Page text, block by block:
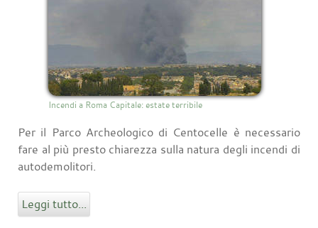
Incendi a Roma Capitale: estate terribile
Per il Parco Archeologico di Centocelle è necessario
fare al più presto chiarezza sulla natura degli incendi di
autodemolitori.
Leggi tutto...